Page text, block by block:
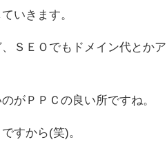
いきます。
ＳＥＯでもドメイン代とかア
がＰＰＣの良い所ですね。
すから(笑)。